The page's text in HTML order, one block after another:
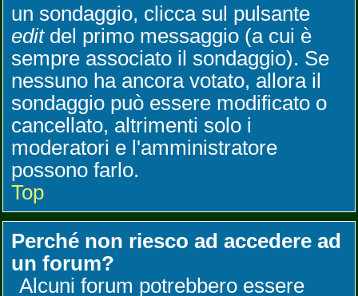
un sondaggio, clicca sul pulsante
editdel primo messaggio (a cui è
sempre associato il sondaggio). Se
nessuno ha ancora votato, allora il
sondaggio può essere modificato o
cancellato, altrimenti solo i
moderatori e l'amministratore
possono farlo.
Top
Perché non riesco ad accedere ad
un forum?
Alcuni forum potrebbero essere